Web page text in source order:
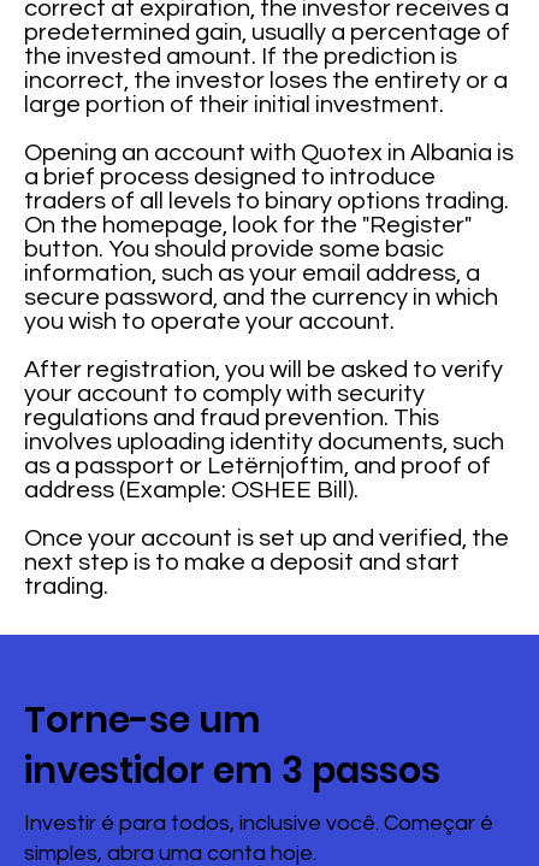
correct at expiration, the investor receives a
predetermined gain, usually a percentage of
the invested amount. If the prediction is
incorrect, the investor loses the entirety or a
large portion of their initial investment.
Opening an account with Quotex in Albania is
a brief process designed to introduce
traders of all levels to binary options trading.
On the homepage, look for the "Register"
button. You should provide some basic
information, such as your email address, a
secure password, and the currency in which
you wish to operate your account.
After registration, you will be asked to verify
your account to comply with security
regulations and fraud prevention. This
involves uploading identity documents, such
as a passport or Letërnjoftim, and proof of
address (Example: OSHEE Bill).
Once your account is set up and verified, the
next step is to make a deposit and start
trading.
Torne-se um
investidor em 3 passos
Investir é para todos, inclusive você. Começar é
simples, abra uma conta hoje.